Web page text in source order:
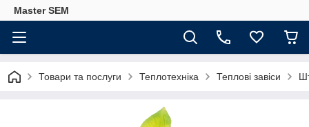
Master SEM
Товари та послуги Теплотехніка Теплові завіси